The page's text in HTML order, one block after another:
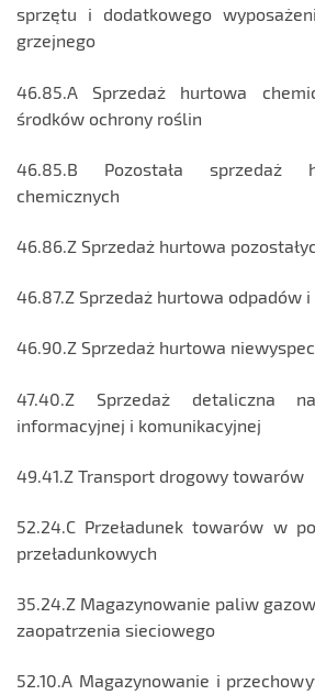
sprzętu i dodatkowego
grzejnego
46.85.A Sprzedaż hurtowa
środków ochrony roślin
46.85.B Pozostała sprzedaż
chemicznych
46.86.Z Sprzedaż hurtowa
46.87.Z Sprzedaż hurtowa odpadów i
46.90.Z Sprzedaż hurtowa
47.40.Z Sprzedaż detaliczna
informacyjnej i komunikacyjnej
49.41.Z Transport drogowy towarów
52.24.C Przeładunek towarów w
przeładunkowych
35.24.Z Magazynowanie paliw
zaopatrzenia sieciowego
52.10.A Magazynowanie i